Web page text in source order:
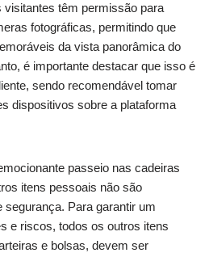
visitantes têm permissão para
fotográficas, permitindo que
da vista panorâmica do
é importante destacar que isso é
sendo recomendável tomar
dispositivos sobre a plataforma
passeio nas cadeiras
itens pessoais não são
segurança. Para garantir um
e riscos, todos os outros itens
e bolsas, devem ser